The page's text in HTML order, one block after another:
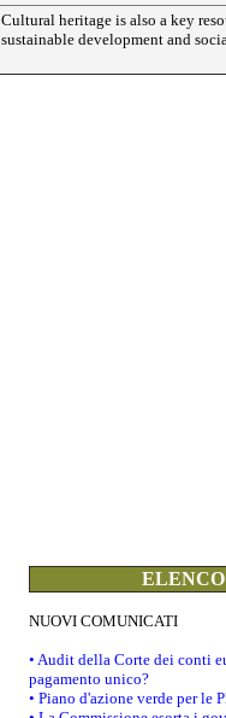
Cultural heritage is also a key
sustainable development and
NUOVI COMUNICATI
• Audit della Corte dei conti
pagamento unico?
• Piano d'azione verde per le